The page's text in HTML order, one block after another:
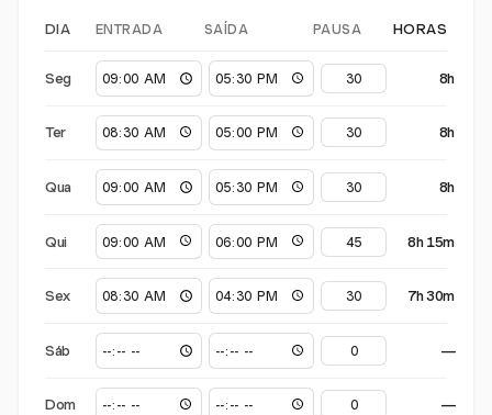
DIA ENTRADA SAÍDA PAUSA HORAS
Seg 8h
Ter 8h
Qua 8h
Qui 8h 15m
Sex 7h 30m
Sáb —
Dom —